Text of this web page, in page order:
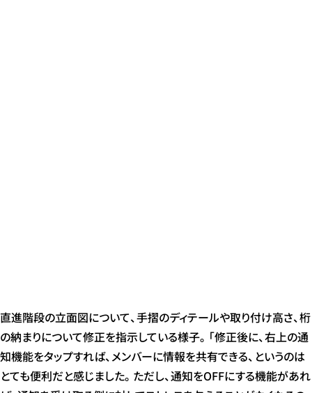
直進階段の立面図について、手摺のディテールや取り付け高さ、桁
の納まりについて修正を指示している様子。「修正後に、右上の通
知機能をタップすれば、メンバーに情報を共有できる、というのは
とても便利だと感じました。ただし、通知をOFFにする機能があれ